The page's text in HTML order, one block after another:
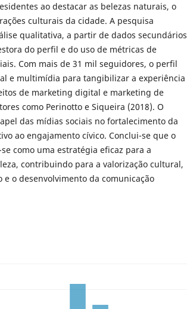
ao destacar as belezas naturais, o
culturais da cidade. A pesquisa
qualitativa, a partir de dados secundários
do perfil e do uso de métricas de
Com mais de 31 mil seguidores, o perfil
e multimídia para tangibilizar a experiência
de marketing digital e marketing de
como Perinotto e Siqueira (2018). O
das mídias sociais no fortalecimento da
ao engajamento cívico. Conclui-se que o
como uma estratégia eficaz para a
contribuindo para a valorização cultural,
o desenvolvimento da comunicação